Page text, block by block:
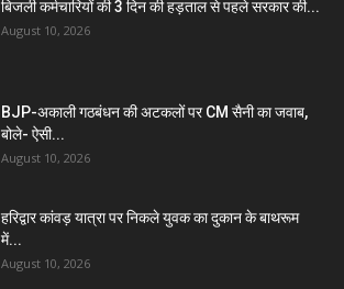
बिजली कर्मचारियों की 3 दिन की हड़ताल से पहले सरकार की...
August 10, 2026
BJP-अकाली गठबंधन की अटकलों पर CM सैनी का जवाब,
बोले- ऐसी...
August 10, 2026
हरिद्वार कांवड़ यात्रा पर निकले युवक का दुकान के बाथरूम
में...
August 10, 2026